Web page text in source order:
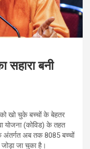
सहारा बनी
खो चुके बच्चों के बेहतर
योजना (कोविड) के तहत
अंतर्गत अब तक 8085 बच्चों
जा चुका है।